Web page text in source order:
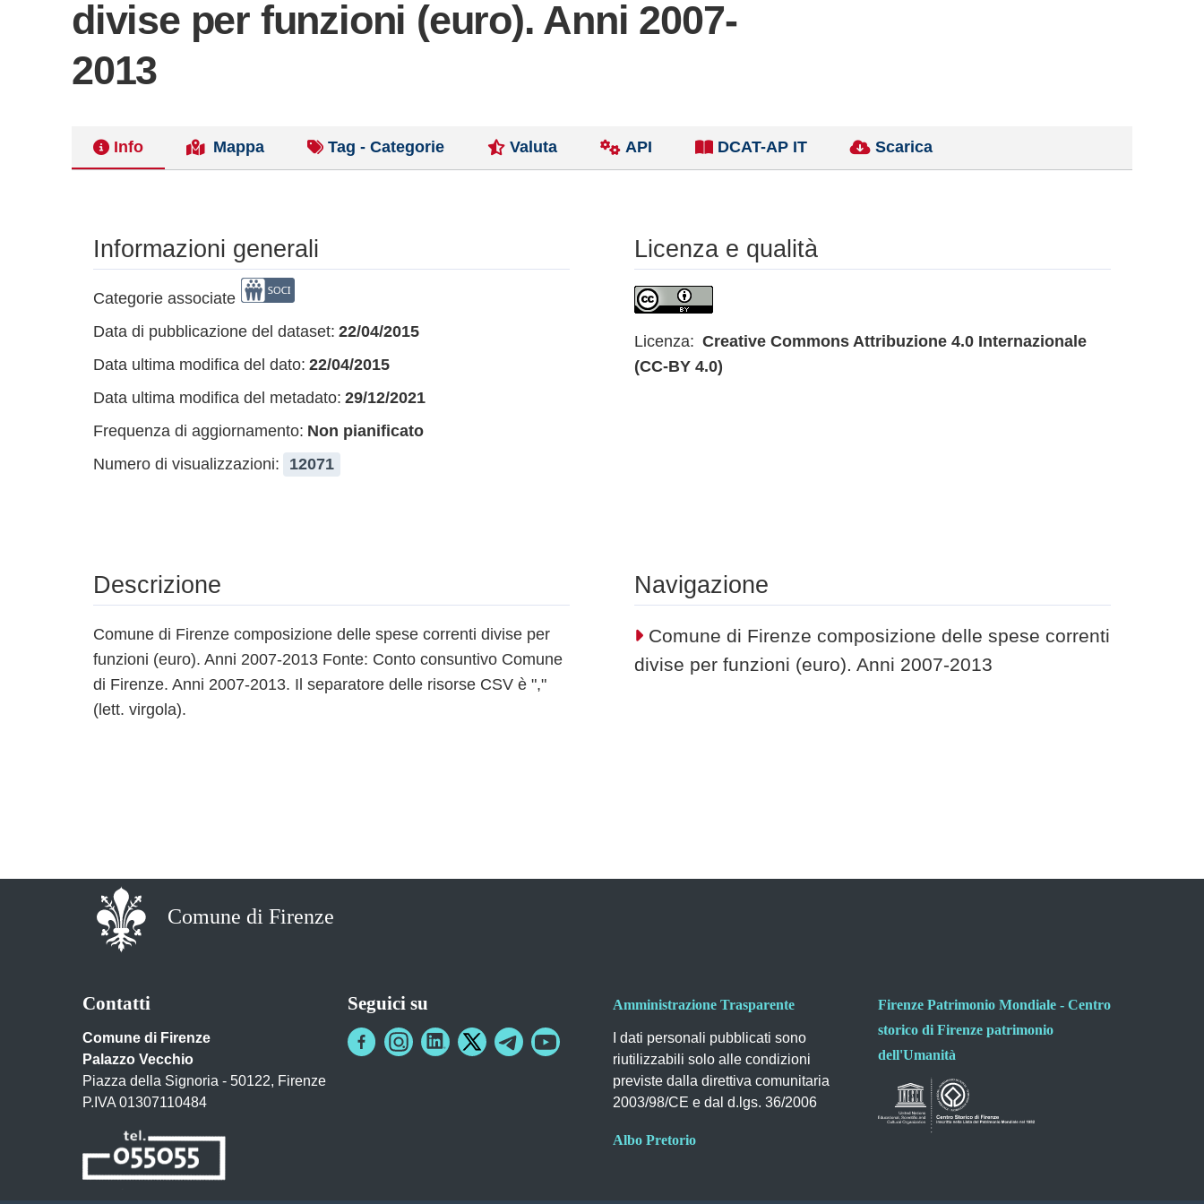
divise per funzioni (euro). Anni 2007-
2013
Info Mappa Tag - Categorie Valuta API DCAT-AP IT Scarica
Informazioni generali
Categorie associate
Data di pubblicazione del dataset: 22/04/2015
Data ultima modifica del dato: 22/04/2015
Data ultima modifica del metadato: 29/12/2021
Frequenza di aggiornamento: Non pianificato
Numero di visualizzazioni:
12071
Licenza e qualità
Licenza: Creative Commons Attribuzione 4.0 Internazionale
(CC-BY 4.0)
Descrizione
Comune di Firenze composizione delle spese correnti divise per
funzioni (euro). Anni 2007-2013 Fonte: Conto consuntivo Comune
di Firenze. Anni 2007-2013. Il separatore delle risorse CSV è ","
(lett. virgola).
Navigazione
Comune di Firenze composizione delle spese correnti
divise per funzioni (euro). Anni 2007-2013
Comune di Firenze
Contatti
Comune di Firenze
Palazzo Vecchio
Piazza della Signoria - 50122, Firenze
P.IVA 01307110484
Seguici su Amministrazione Trasparente
I dati personali pubblicati sono
riutilizzabili solo alle condizioni
previste dalla direttiva comunitaria
2003/98/CE e dal d.lgs. 36/2006
Albo Pretorio
Firenze Patrimonio Mondiale - Centro
storico di Firenze patrimonio
dell'Umanità